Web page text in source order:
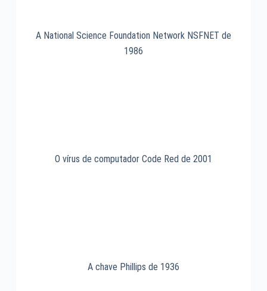
A National Science Foundation Network NSFNET de
1986
O vírus de computador Code Red de 2001
A chave Phillips de 1936